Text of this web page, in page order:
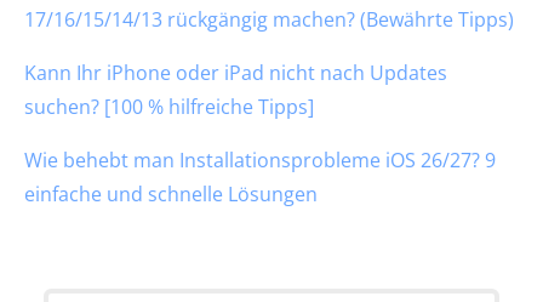
17/16/15/14/13 rückgängig machen? (Bewährte Tipps)
Kann Ihr iPhone oder iPad nicht nach Updates
suchen? [100 % hilfreiche Tipps]
Wie behebt man Installationsprobleme iOS 26/27? 9
einfache und schnelle Lösungen